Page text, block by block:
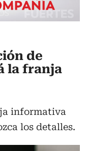
de
la franja
informativa
los detalles.